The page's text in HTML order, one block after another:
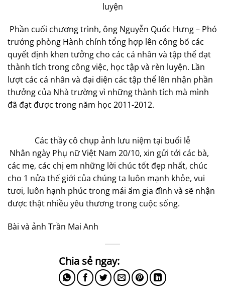
luyện
Phần cuối chương trình, ông Nguyễn Quốc Hưng – Phó
trưởng phòng Hành chính tổng hợp lên công bố các
quyết định khen tưởng cho các cá nhân và tập thể đạt
thành tích trong công việc, học tập và rèn luyện. Lần
lượt các cá nhân và đại diện các tập thể lên nhận phần
thưởng của Nhà trường vì những thành tích mà mình
đã đạt được trong năm học 2011-2012.
Các thầy cô chụp ảnh lưu niệm tại buổi lễ
Nhân ngày Phụ nữ Việt Nam 20/10, xin gửi tới các bà,
các mẹ, các chị em những lời chúc tốt đẹp nhất, chúc
cho 1 nửa thế giới của chúng ta luôn mạnh khỏe, vui
tươi, luôn hạnh phúc trong mái ấm gia đình và sẽ nhận
được thật nhiều yêu thương trong cuộc sống.
Bài và ảnh Trần Mai Anh